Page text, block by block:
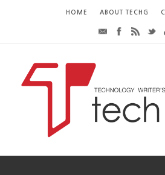
HOME ABOUT TECHG